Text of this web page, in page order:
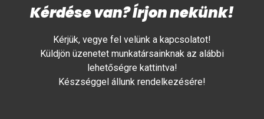
Kérdése van? Írjon nekünk!
Kérjük, vegye fel velünk a kapcsolatot!
Küldjön üzenetet munkatársainknak az alábbi
lehetőségre kattintva!
Készséggel állunk rendelkezésére!